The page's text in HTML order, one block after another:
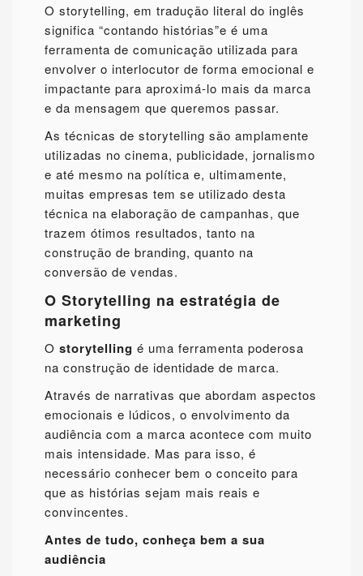
O storytelling, em tradução literal do inglês
significa “contando histórias”e é uma
ferramenta de comunicação utilizada para
envolver o interlocutor de forma emocional e
impactante para aproximá-lo mais da marca
e da mensagem que queremos passar.
As técnicas de storytelling são amplamente
utilizadas no cinema, publicidade, jornalismo
e até mesmo na política e, ultimamente,
muitas empresas tem se utilizado desta
técnica na elaboração de campanhas, que
trazem ótimos resultados, tanto na
construção de branding, quanto na
conversão de vendas.
O Storytelling na estratégia de
marketing
O storytelling é uma ferramenta poderosa
na construção de identidade de marca.
Através de narrativas que abordam aspectos
emocionais e lúdicos, o envolvimento da
audiência com a marca acontece com muito
mais intensidade. Mas para isso, é
necessário conhecer bem o conceito para
que as histórias sejam mais reais e
convincentes.
Antes de tudo, conheça bem a sua
audiência